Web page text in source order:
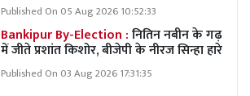
Published On 05 Aug 2026 10:52:33
Bankipur By-Election :नितिन नबीन के गढ़
में जीते प्रशांत किशोर, बीजेपी के नीरज सिन्हा हारे
Published On 03 Aug 2026 17:31:35